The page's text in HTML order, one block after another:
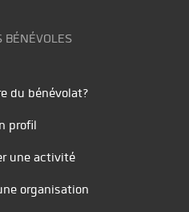
BÉNÉVOLES
du bénévolat?
profil
une activité
organisation